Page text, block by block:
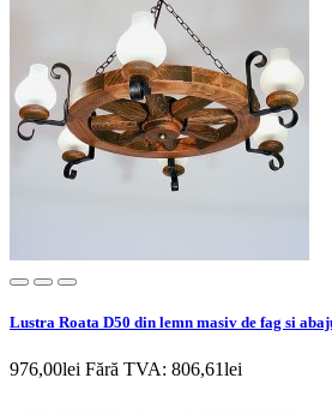
Lustra Roata D50 din lemn masiv de fag si
976,00lei Fără TVA: 806,61lei